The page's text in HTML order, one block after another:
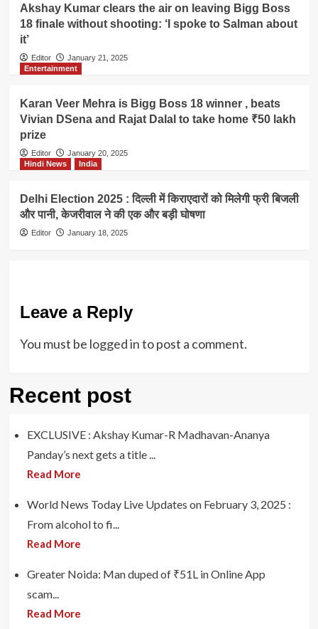
Akshay Kumar clears the air on leaving Bigg Boss
18 finale without shooting: ‘I spoke to Salman about
it’
Editor
January 21, 2025
Entertainment
Karan Veer Mehra is Bigg Boss 18 winner , beats
Vivian DSena and Rajat Dalal to take home ₹50 lakh
prize
Editor
January 20, 2025
Hindi News
India
Delhi Election 2025 : दिल्ली में किराएदारों को मिलेगी फ्री बिजली
और पानी, केजरीवाल ने की एक और बड़ी घोषणा
Editor January 18, 2025
Leave a Reply
You must be logged into post a comment.
Recent post
EXCLUSIVE : Akshay Kumar-R Madhavan-Ananya
Panday’s next gets a title ...
Read More
World News Today Live Updates on February 3, 2025 :
From alcohol to fi...
Read More
Greater Noida: Man duped of ₹51L in Online App
scam...
Read More